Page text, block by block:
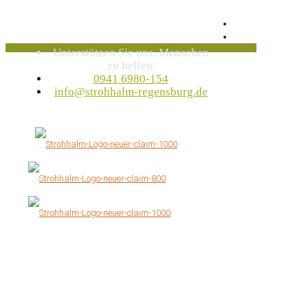
Unterstützen Sie uns, Menschen
zu helfen.
0941 6980-154
info@strohhalm-regensburg.de